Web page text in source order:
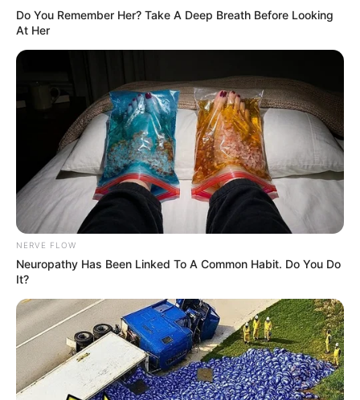
ουσία που επεξεργαζόμαστε με τα χέρια και τα όργανά
Και όλα αυτά τα σώματα και τα αντικείμενα που μας
περιβάλλουν;
Εκεί έξω στο σύμπαν δεν υπάρχει τίποτα από όλα αυτά.
Εκεί υπάρχει μόνο ένας ωκεανός από κοχλάζουσα
ενέργεια. Η ενέργεια αυτή προσπίπτει στα όργανά μας,
αυτά παίρνουν ένα τμήμα της, το μεταφέρουν μέσω των
νευρώνων στον εγκέφαλο και εκεί η ενέργεια
μεταμορφώνεται σε αυτό που ονομάζουμε αισθητό
κόσμο.
Do You Remember Her? Take A Deep Breath Before Looking
At Her
NERVE FLOW
Neuropathy Has Been Linked To A Common Habit. Do You Do
It?